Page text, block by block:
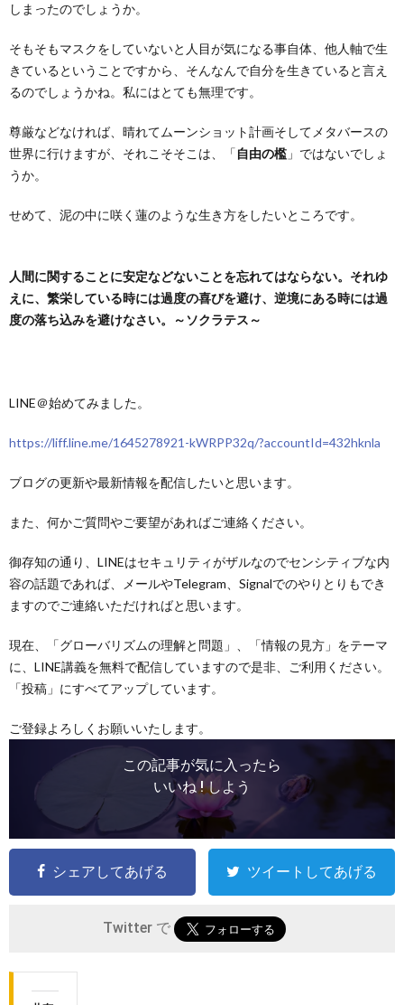
しまったのでしょうか。
そもそもマスクをしていないと人目が気になる事自体、他人軸で生
きているということですから、そんなんで自分を生きていると言え
るのでしょうかね。私にはとても無理です。
尊厳などなければ、晴れてムーンショット計画そしてメタバースの
世界に行けますが、それこそそこは、「自由の檻 」ではないでしょ
うか。
せめて、泥の中に咲く蓮のような生き方をしたいところです。
人間に関することに安定などないことを忘れてはならない。それゆ
えに、繁栄している時には過度の喜びを避け、逆境にある時には過
度の落ち込みを避けなさい。～ソクラテス～
LINE＠始めてみました。
https://liff.line.me/1645278921-kWRPP32q/?accountId=432hknla
ブログの更新や最新情報を配信したいと思います。
また、何かご質問やご要望があればご連絡ください。
御存知の通り、LINEはセキュリティがザルなのでセンシティブな内
容の話題であれば、メールやTelegram、Signalでのやりとりもでき
ますのでご連絡いただければと思います。
現在、「グローバリズムの理解と問題」、「情報の見方」をテーマ
に、LINE講義を無料で配信していますので是非、ご利用ください。
「投稿」にすべてアップしています。
ご登録よろしくお願いいたします。
この記事が気に入ったら
いいね ! しよう
シェアしてあげる ツイートしてあげる
Twitter で